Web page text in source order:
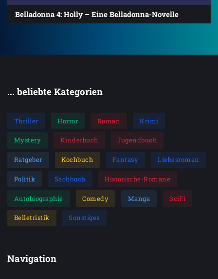
Belladonna 4: Holly – Eine Belladonna-Novelle
... beliebte Kategorien
Thriller Horror Roman Krimi
Mystery Kinderbuch Jugendbuch
Ratgeber Kochbuch Fantasy Liebesroman
Politik Sachbuch Historische-Romane
Autobiographie Comedy Manga SciFi
Belletristik Sonstiges
Navigation